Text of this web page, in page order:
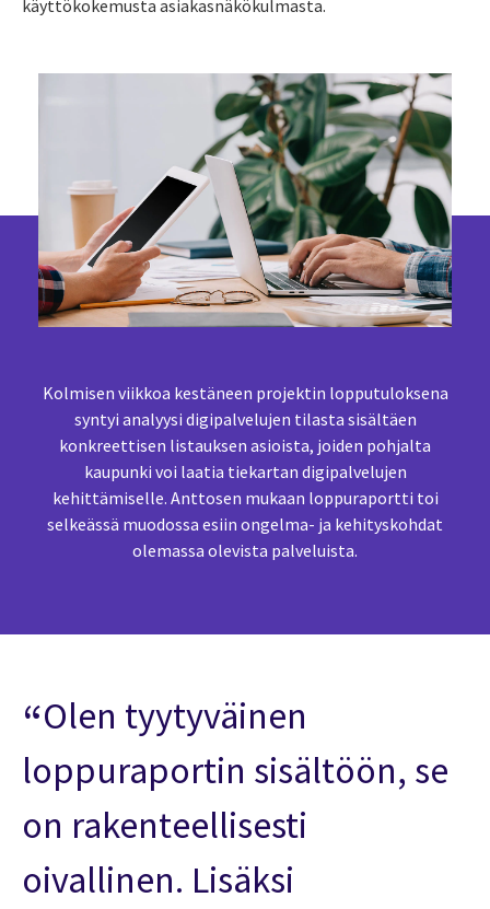
käyttökokemusta asiakasnäkökulmasta.
Kolmisen viikkoa kestäneen projektin lopputuloksena
syntyi analyysi digipalvelujen tilasta sisältäen
konkreettisen listauksen asioista, joiden pohjalta
kaupunki voi laatia tiekartan digipalvelujen
kehittämiselle. Anttosen mukaan loppuraportti toi
selkeässä muodossa esiin ongelma- ja kehityskohdat
olemassa olevista palveluista.
Olen tyytyväinen
loppuraportin sisältöön, se
on rakenteellisesti
oivallinen. Lisäksi